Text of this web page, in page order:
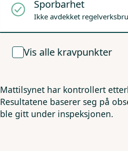
Sporbarhet
Ikke avdekket
Vis alle kravpunkter
Mattilsynet har kontrollert
Resultatene baserer seg på
ble gitt under inspeksjonen.